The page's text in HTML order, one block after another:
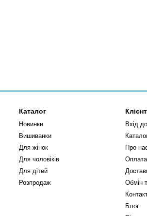
Каталог
Новинки
Вишиванки
Для жінок
Для чоловіків
Для дітей
Розпродаж
Вхід
Про
Оплата
Обмін
Блог